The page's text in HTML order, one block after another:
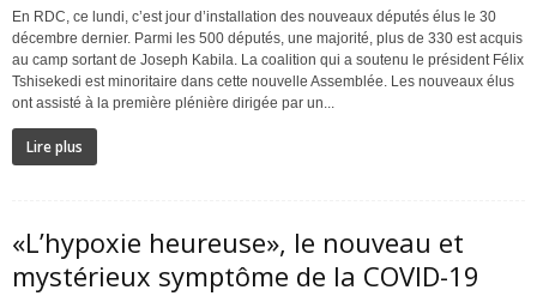
En RDC, ce lundi, c’est jour d’installation des nouveaux députés élus le 30
décembre dernier. Parmi les 500 députés, une majorité, plus de 330 est acquis
au camp sortant de Joseph Kabila. La coalition qui a soutenu le président Félix
Tshisekedi est minoritaire dans cette nouvelle Assemblée. Les nouveaux élus
ont assisté à la première plénière dirigée par un...
Lire plus
«L’hypoxie heureuse», le nouveau et
mystérieux symptôme de la COVID-19